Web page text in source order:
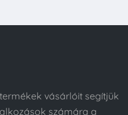
vásárlóit segítjük
számára a